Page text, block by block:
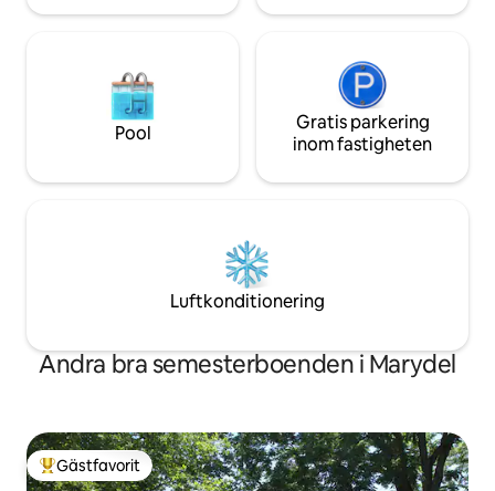
Pool
Gratis parkering
inom fastigheten
Luftkonditionering
Andra bra semesterboenden i Marydel
Populär gästfavorit
Gästfavorit